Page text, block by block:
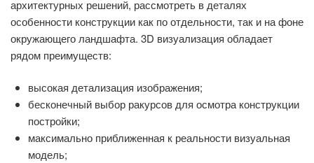
архитектурных решений, рассмотреть в деталях
особенности конструкции как по отдельности, так и на фоне
окружающего ландшафта. 3D визуализация обладает
рядом преимуществ:
высокая детализация изображения;
бесконечный выбор ракурсов для осмотра конструкции
постройки;
максимально приближенная к реальности визуальная
модель;